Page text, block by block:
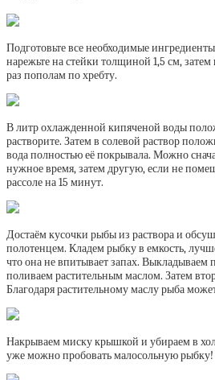
Подготовьте все необходимые
нарежьте на стейки толщиной 1,5 см,
раз пополам по хребту.
В литр охлажденной кипяченой воды
растворите. Затем в солевой раствор
вода полностью её покрывала. Можно
нужное время, затем другую, если не
рассоле на 15 минут.
Достаём кусочки рыбы из раствора и
полотенцем. Кладем рыбку в емкость,
что она не впитывает запах.
поливаем растительным маслом. Затем
Благодаря растительному маслу рыба
Накрываем миску крышкой и убираем в
уже можно пробовать малосольную рыбку!